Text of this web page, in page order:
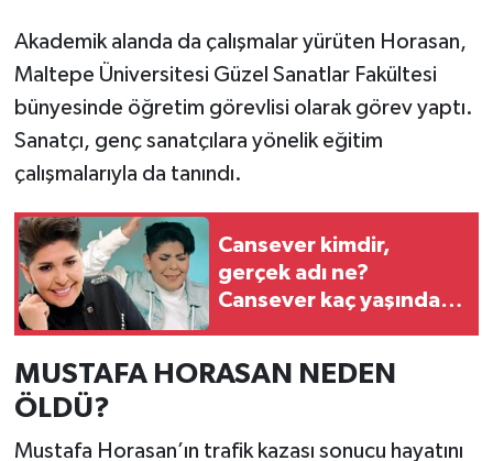
Akademik alanda da çalışmalar yürüten Horasan,
Maltepe Üniversitesi Güzel Sanatlar Fakültesi
bünyesinde öğretim görevlisi olarak görev yaptı.
Sanatçı, genç sanatçılara yönelik eğitim
çalışmalarıyla da tanındı.
Cansever kimdir,
gerçek adı ne?
Cansever kaç yaşında,
MUSTAFA HORASAN NEDEN
ÖLDÜ?
Mustafa Horasan’ın trafik kazası sonucu hayatını